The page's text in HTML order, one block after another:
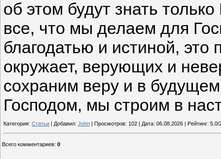
об этом будут знать
все, что мы делаем для
благодатью и истиной, это
окружает, верующих и
сохраним веру и в
Господом, мы строим в
Категория: Статьи | Добавил: John | Просмотров: 102 | Дата: 06.08.2026 | Рейтинг:
Всего комментариев: 0